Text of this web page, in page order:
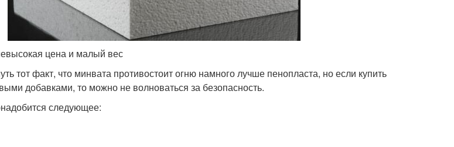
цена и малый вес
тот факт, что минвата противостоит огню намного лучше пенопласта, но если купить
добавками, то можно не волноваться за безопасность.
следующее: